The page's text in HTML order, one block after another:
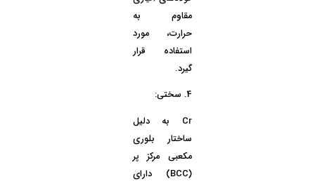
مقاوم به
حرارت، مورد
استفاده قرار
گیرد.
4. سختی:
Cr به دلیل
ساختار بلوری
مکعبی مرکز پر
(BCC) دارای